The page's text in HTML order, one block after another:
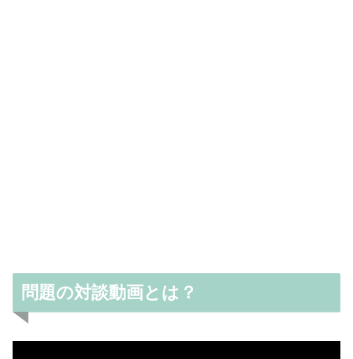
問題の対談動画とは？